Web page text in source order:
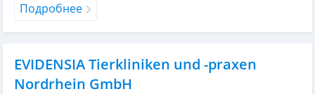
Подробнее
EVIDENSIA Tierkliniken und -praxen
Nordrhein GmbH